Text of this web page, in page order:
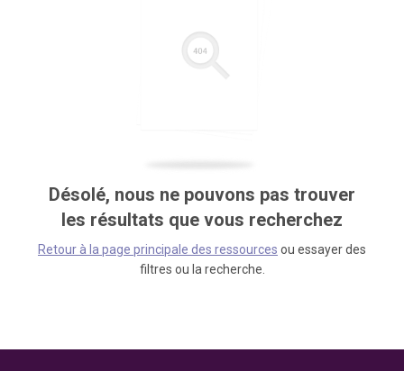
Désolé, nous ne pouvons pas trouver
les résultats que vous recherchez
Retour à la page principale des ressources ou essayer des
filtres ou la recherche.